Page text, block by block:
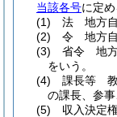
当該各号に定め
(1)
法 地方
(2)
令 地方
(3)
省令 地方
をいう。
(4)
課長等 教
の課長、参
(5)
収入決定